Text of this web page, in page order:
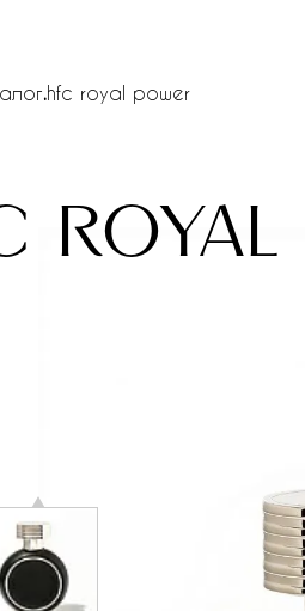
.hfc royal power
royal